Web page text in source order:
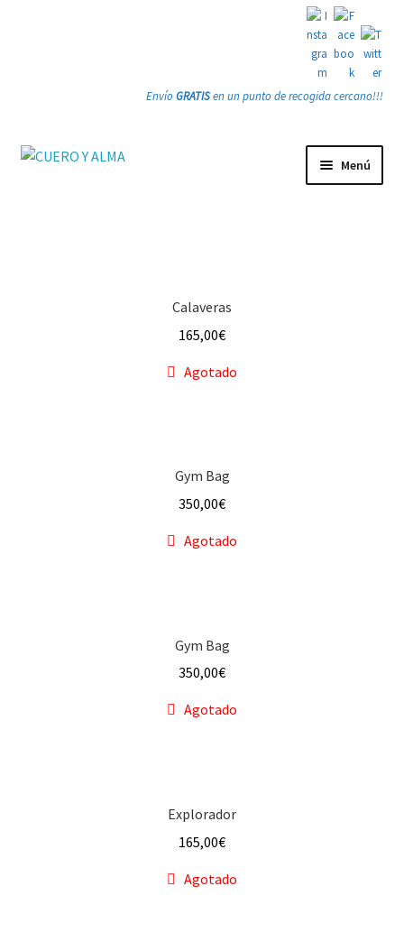
EnvíoGRATISen un punto de recogida cercano!!!
Ir
Ir
Menú
Calaveras
165,00€
Agotado
Gym Bag
350,00€
Agotado
Gym Bag
350,00€
Agotado
Explorador
165,00€
Agotado